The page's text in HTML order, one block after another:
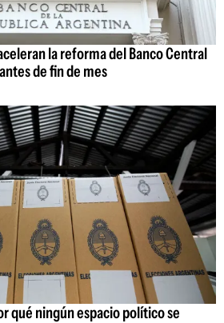
la reforma del Banco Central
de fin de mes
qué ningún espacio político se